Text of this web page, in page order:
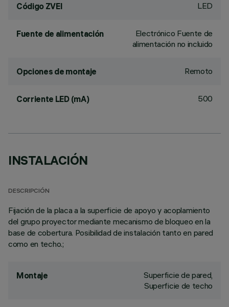
Código ZVEI LED
Fuente de alimentación
Electrónico Fuente de
alimentación no incluido
Opciones de montaje Remoto
Corriente LED (mA) 500
INSTALACIÓN
DESCRIPCIÓN
Fijación de la placa a la superficie de apoyo y acoplamiento
del grupo proyector mediante mecanismo de bloqueo en la
base de cobertura. Posibilidad de instalación tanto en pared
como en techo.;
Montaje
Superficie de pared,
Superficie de techo